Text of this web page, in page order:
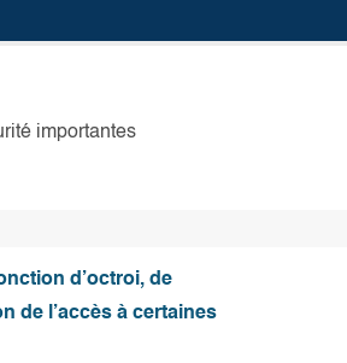
importantes
d’octroi, de
de l’accès à certaines